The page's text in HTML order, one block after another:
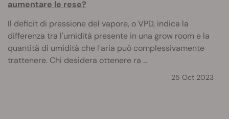
aumentare le rese?
Il deficit di pressione del vapore, o VPD, indica la
differenza tra l'umidità presente in una grow room e la
quantità di umidità che l'aria può complessivamente
trattenere. Chi desidera ottenere ra ...
25 Oct 2023